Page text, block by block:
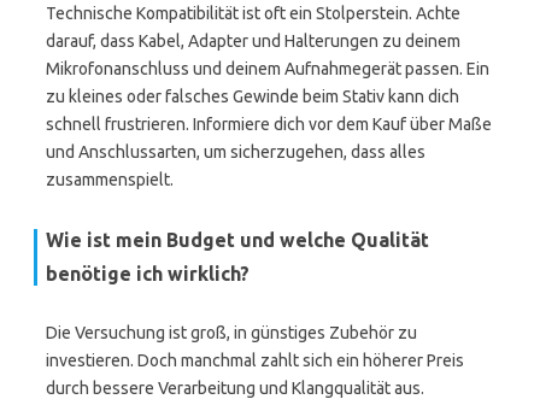
Technische Kompatibilität ist oft ein Stolperstein. Achte
darauf, dass Kabel, Adapter und Halterungen zu deinem
Mikrofonanschluss und deinem Aufnahmegerät passen. Ein
zu kleines oder falsches Gewinde beim Stativ kann dich
schnell frustrieren. Informiere dich vor dem Kauf über Maße
und Anschlussarten, um sicherzugehen, dass alles
zusammenspielt.
Wie ist mein Budget und welche Qualität
benötige ich wirklich?
Die Versuchung ist groß, in günstiges Zubehör zu
investieren. Doch manchmal zahlt sich ein höherer Preis
durch bessere Verarbeitung und Klangqualität aus.